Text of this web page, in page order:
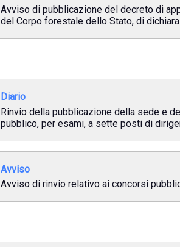
Avviso di pubblicazione del decreto di
del Corpo forestale dello Stato, di
Diario
Rinvio della pubblicazione della sede e
pubblico, per esami, a sette posti di
Avviso
Avviso di rinvio relativo ai concorsi